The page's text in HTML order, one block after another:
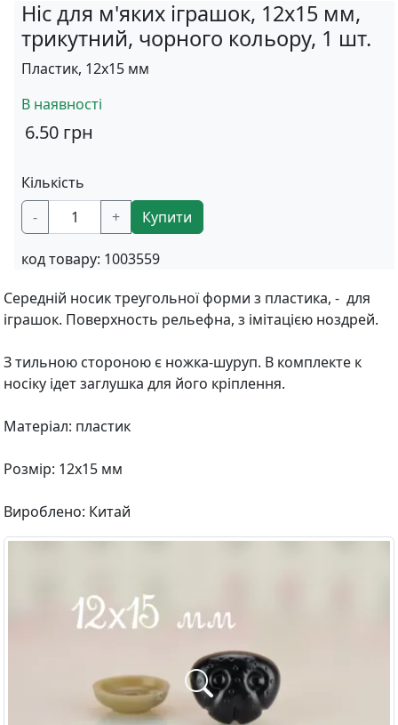
Ніс для м'яких іграшок, 12х15 мм,
трикутний, чорного кольору, 1 шт.
Пластик, 12х15 мм
В наявності
6.50 грн
Кількість
-
+ Купити
код товару: 1003559
Середній носик треугольної форми з пластика, - для
іграшок. Поверхность рельефна, з імітацією ноздрей.
З тильною стороною є ножка-шуруп. В комплекте к
носіку ідет заглушка для його кріплення.
Матеріал: пластик
Розмір: 12х15 мм
Вироблено: Китай